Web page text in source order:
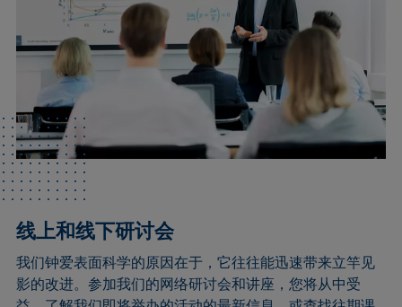
线上和线下研讨会
我们钟爱表面科学的原因在于，它往往能迅速带来立竿见
影的改进。参加我们的网络研讨会和讲座，您将从中受